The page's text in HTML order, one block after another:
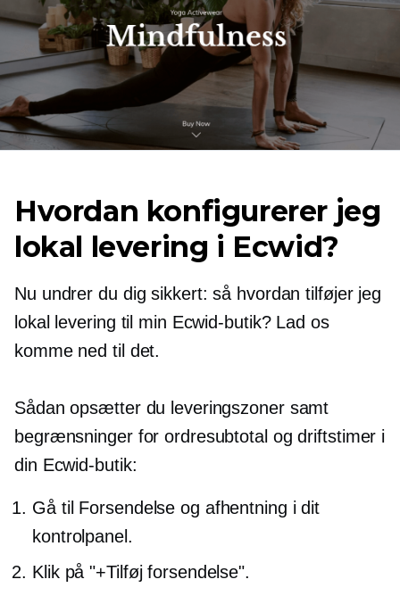
Hvordan konfigurerer jeg
lokal levering i Ecwid?
Nu undrer du dig sikkert: så hvordan tilføjer jeg
lokal levering til min Ecwid-butik? Lad os
komme ned til det.
Sådan opsætter du leveringszoner samt
begrænsninger for ordresubtotal og driftstimer i
din Ecwid-butik:
Gå til Forsendelse og afhentning i dit
kontrolpanel.
Klik på "+Tilføj forsendelse".